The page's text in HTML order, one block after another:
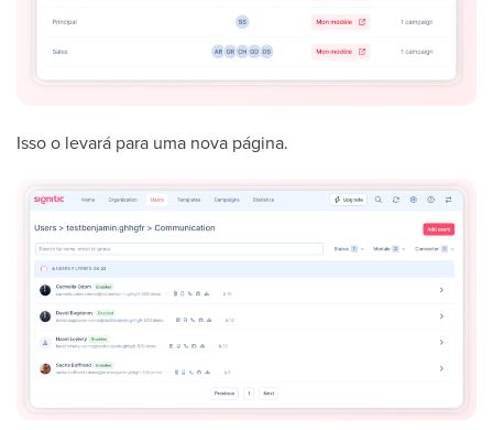
Isso o levará para uma nova página.